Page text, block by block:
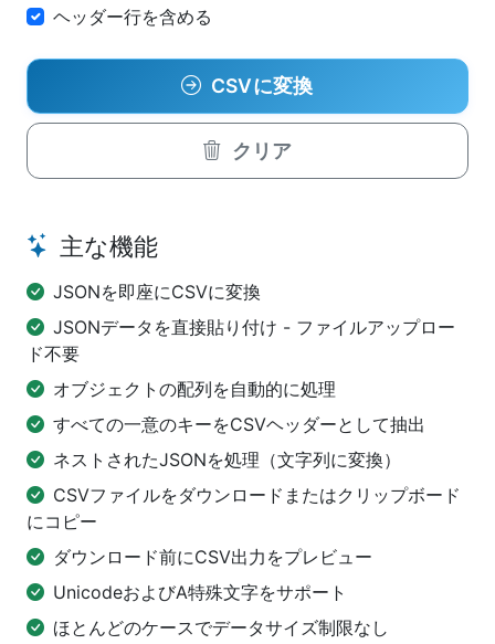
ヘッダー行を含める
CSVに変換
クリア
主な機能
JSONを即座にCSVに変換
JSONデータを直接貼り付け - ファイルアップロー
ド不要
オブジェクトの配列を自動的に処理
すべての一意のキーをCSVヘッダーとして抽出
ネストされたJSONを処理（文字列に変換）
CSVファイルをダウンロードまたはクリップボード
にコピー
ダウンロード前にCSV出力をプレビュー
UnicodeおよびA特殊文字をサポート
ほとんどのケースでデータサイズ制限なし